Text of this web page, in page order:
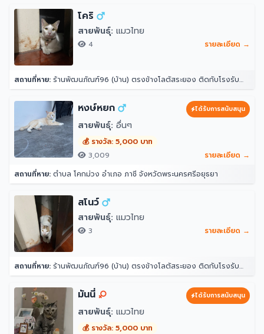
โคริ
สายพันธุ์: แมวไทย
4 รายละเอียด →
สถานที่หาย: ร้านพัฒนภัณฑ์96 (บ้าน) ตรงข้างโลตัสระยอง ติดกับโรงรับจำนำธนอาทร ตำบล ท่าประดู่ อำเภอเมืองระยอง ระยอง 21000
หงษ์หยก ได้รับการสนับสนุน
สายพันธุ์: อื่นๆ
💰 รางวัล: 5,000 บาท
3,009
รายละเอียด →
สถานที่หาย: ตำบล โคกม่วง อำเภอ ภาชี จังหวัดพระนครศรีอยุธยา
สโนว์
สายพันธุ์: แมวไทย
3 รายละเอียด →
สถานที่หาย: ร้านพัฒนภัณฑ์96 (บ้าน) ตรงข้างโลตัสระยอง ติดกับโรงรับจำนำธนอาทร ตำบล ท่าประดู่ อำเภอเมืองระยอง ระยอง 21000
มันนี่ ได้รับการสนับสนุน
สายพันธุ์: แมวไทย
💰 รางวัล: 5,000 บาท